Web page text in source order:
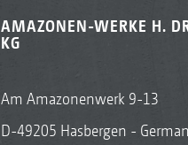
AMAZONEN-WERKE H.
KG
Am Amazonenwerk 9-13
D-49205 Hasbergen -